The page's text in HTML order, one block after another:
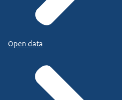
Open data